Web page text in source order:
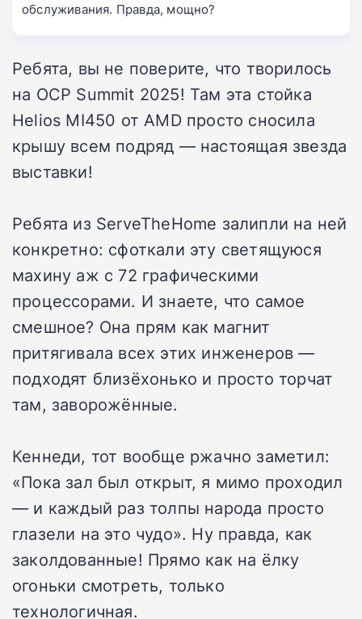
обслуживания. Правда, мощно?
Ребята, вы не поверите, что творилось
на OCP Summit 2025! Там эта стойка
Helios MI450 от AMD просто сносила
крышу всем подряд — настоящая звезда
выставки!
Ребята из ServeTheHome залипли на ней
конкретно: сфоткали эту светящуюся
махину аж с 72 графическими
процессорами. И знаете, что самое
смешное? Она прям как магнит
притягивала всех этих инженеров —
подходят близёхонько и просто торчат
там, заворожённые.
Кеннеди, тот вообще ржачно заметил:
«Пока зал был открыт, я мимо проходил
— и каждый раз толпы народа просто
глазели на это чудо». Ну правда, как
заколдованные! Прямо как на ёлку
огоньки смотреть, только
технологичная.